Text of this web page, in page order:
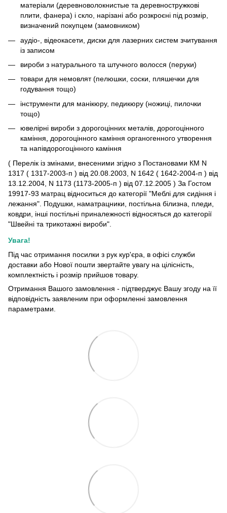
матеріали (деревноволокнистые та деревностружкові
плити, фанера) і скло, нарізані або розкроєні під розмір,
визначений покупцем (замовником)
аудіо-, відеокасети, диски для лазерних систем зчитування
із записом
вироби з натурального та штучного волосся (перуки)
товари для немовлят (пелюшки, соски, пляшечки для
годування тощо)
інструменти для манікюру, педикюру (ножиці, пилочки
тощо)
ювелірні вироби з дорогоцінних металів, дорогоцінного
каміння, дорогоцінного каміння органогенного утворення
та напівдорогоцінного каміння
( Перелік із змінами, внесеними згідно з Постановами КМ N
1317 ( 1317-2003-п ) від 20.08.2003, N 1642 ( 1642-2004-п ) від
13.12.2004, N 1173 (1173-2005-п ) від 07.12.2005 ) За Гостом
19917-93 матрац відноситься до категорії "Меблі для сидіння і
лежання". Подушки, наматрацники, постільна білизна, пледи,
ковдри, інші постільні приналежності відносяться до категорії
"Швейні та трикотажні вироби".
Увага!
Під час отримання посилки з рук кур'єра, в офісі служби
доставки або Нової пошти звертайте увагу на цілісність,
комплектність і розмір прийшов товару.
Отримання Вашого замовлення - підтверджує Вашу згоду на її
відповідність заявленим при оформленні замовлення
параметрами.